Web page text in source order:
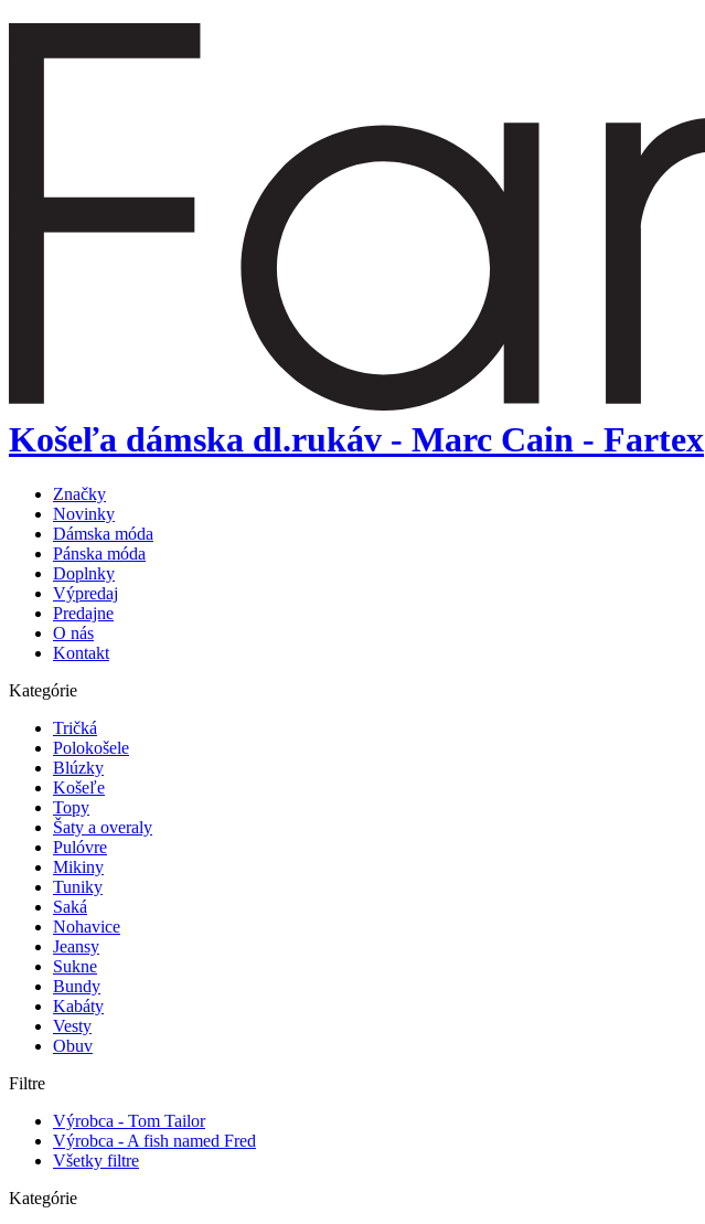
Košeľa dámska dl.rukáv - Marc Cain - Fartex
Značky
Novinky
Dámska móda
Pánska móda
Doplnky
Výpredaj
Predajne
O nás
Kontakt
Kategórie
Tričká
Polokošele
Blúzky
Košeľe
Topy
Šaty a overaly
Pulóvre
Mikiny
Tuniky
Saká
Nohavice
Jeansy
Sukne
Bundy
Kabáty
Vesty
Obuv
Filtre
Výrobca - Tom Tailor
Výrobca - A fish named Fred
Všetky filtre
Kategórie